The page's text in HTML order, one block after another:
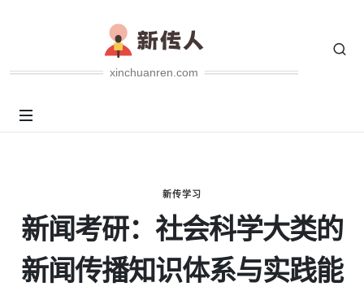
xinchuanren.com
新传学习
新闻考研：社会科学大类的
新闻传播知识体系与实践能